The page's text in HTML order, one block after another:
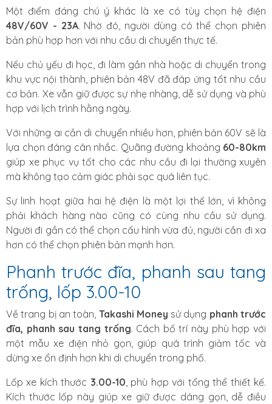
Một điểm đáng chú ý khác là xe có tùy chọn hệ điện
48V/60V - 23A. Nhờ đó, người dùng có thể chọn phiên
bản phù hợp hơn với nhu cầu di chuyển thực tế.
Nếu chủ yếu đi học, đi làm gần nhà hoặc di chuyển trong
khu vực nội thành, phiên bản 48V đã đáp ứng tốt nhu cầu
cơ bản. Xe vẫn giữ được sự nhẹ nhàng, dễ sử dụng và phù
hợp với lịch trình hằng ngày.
Với những ai cần di chuyển nhiều hơn, phiên bản 60V sẽ là
lựa chọn đáng cân nhắc. Quãng đường khoảng 60-80km
giúp xe phục vụ tốt cho các nhu cầu đi lại thường xuyên
mà không tạo cảm giác phải sạc quá liên tục.
Sự linh hoạt giữa hai hệ điện là một lợi thế lớn, vì không
phải khách hàng nào cũng có cùng nhu cầu sử dụng.
Người đi gần có thể chọn cấu hình vừa đủ, người cần đi xa
hơn có thể chọn phiên bản mạnh hơn.
Phanh trước đĩa, phanh sau tang
trống, lốp 3.00-10
Về trang bị an toàn, Takashi Money sử dụng phanh trước
đĩa, phanh sau tang trống. Cách bố trí này phù hợp với
một mẫu xe điện nhỏ gọn, giúp quá trình giảm tốc và
dừng xe ổn định hơn khi di chuyển trong phố.
Lốp xe kích thước 3.00-10 , phù hợp với tổng thể thiết kế.
Kích thước lốp này giúp xe giữ được dáng gọn, dễ điều